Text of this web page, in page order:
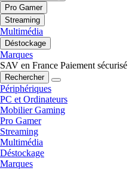
Pro Gamer
Streaming
Multimédia
Déstockage
Marques
SAV en France Paiement sécurisé
Rechercher
Périphériques
PC et Ordinateurs
Mobilier Gaming
Pro Gamer
Streaming
Multimédia
Déstockage
Marques